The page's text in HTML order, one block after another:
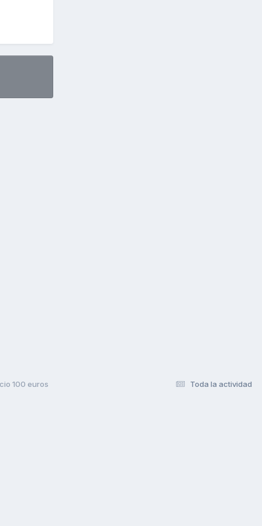
Toda la actividad
100 euros